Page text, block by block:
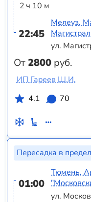
2 ч 10 м
22:45
От2800 руб.
Мелеуз,
ул.
ИП Гареев Ш.И.
4.1
70
Пересадка в
01:00
Тюмень,
ул.